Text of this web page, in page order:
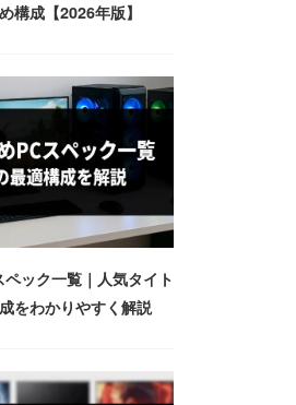
構成【2026年版】
ック一覧｜人気タイト
をわかりやすく解説